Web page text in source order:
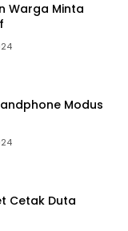
Warga Minta
Modus
Cetak Duta